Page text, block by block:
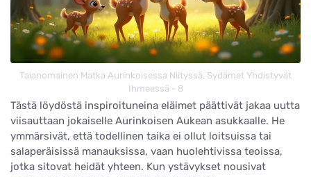
Taianomainen Matka Aurinkoisessa Niityssä, Sydämet Yhdistyvät
Ihmeessä - 8
Tästä löydöstä inspiroituneina eläimet päättivät jakaa uutta
viisauttaan jokaiselle Aurinkoisen Aukean asukkaalle. He
ymmärsivät, että todellinen taika ei ollut loitsuissa tai
salaperäisissä manauksissa, vaan huolehtivissa teoissa,
jotka sitovat heidät yhteen. Kun ystävykset nousivat